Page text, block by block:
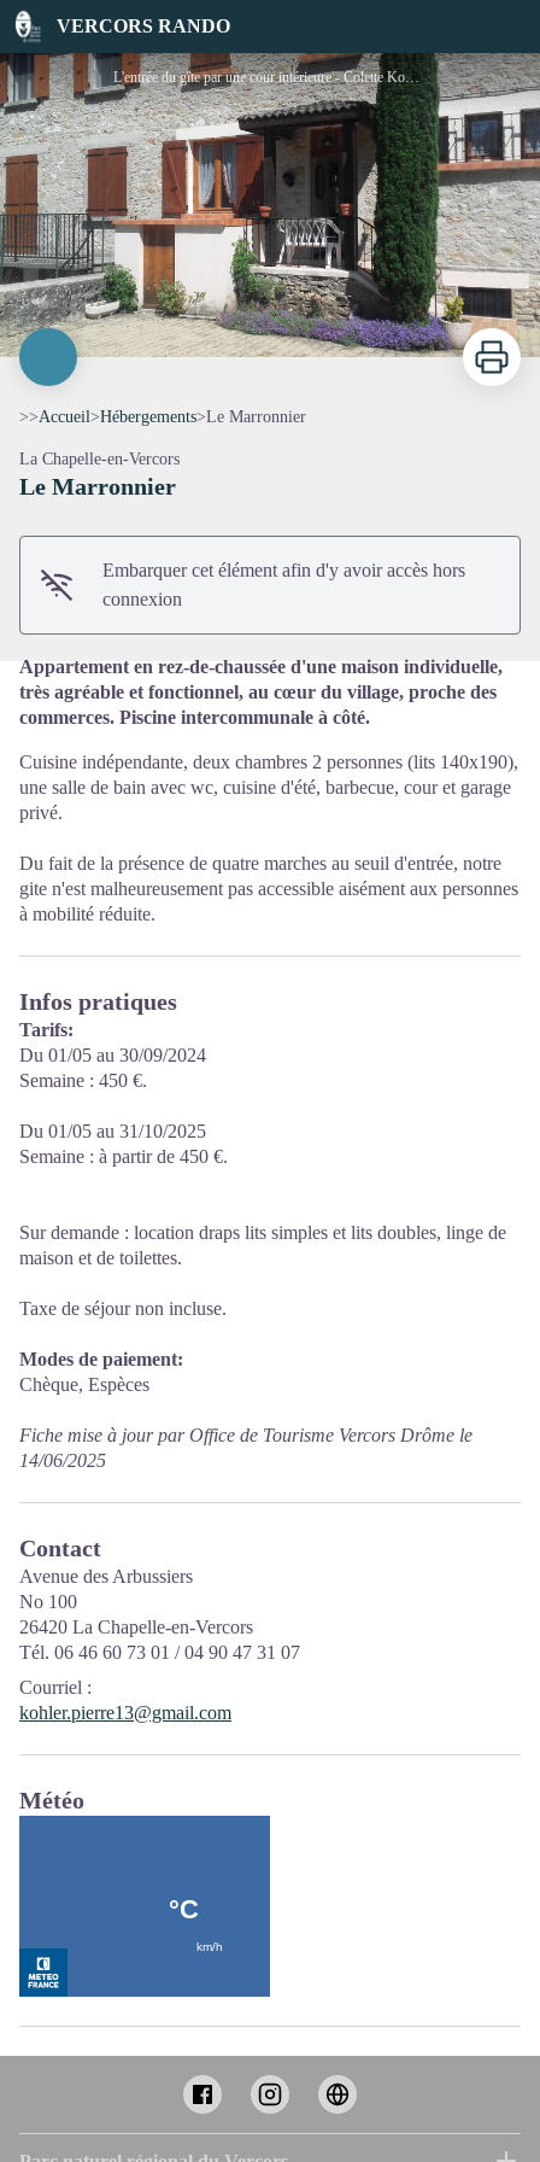
VERCORS RANDO
Le Marronnier
L'entrée du gîte par une cour intérieure - Colette Kohler
Imprimer
>>Accueil>Hébergements>Le Marronnier
La Chapelle-en-Vercors
Le Marronnier
Embarquer cet élément afin d'y avoir accès hors
connexion
Appartement en rez-de-chaussée d'une maison individuelle,
très agréable et fonctionnel, au cœur du village, proche des
commerces. Piscine intercommunale à côté.
Cuisine indépendante, deux chambres 2 personnes (lits 140x190),
une salle de bain avec wc, cuisine d'été, barbecue, cour et garage
privé.
Du fait de la présence de quatre marches au seuil d'entrée, notre
gite n'est malheureusement pas accessible aisément aux personnes
à mobilité réduite.
Infos pratiques
Tarifs:
Du 01/05 au 30/09/2024
Semaine : 450 €.
Du 01/05 au 31/10/2025
Semaine : à partir de 450 €.
Sur demande : location draps lits simples et lits doubles, linge de
maison et de toilettes.
Taxe de séjour non incluse.
Modes de paiement:
Chèque, Espèces
Fiche mise à jour par Office de Tourisme Vercors Drôme le
14/06/2025
Contact
Avenue des Arbussiers
No 100
26420 La Chapelle-en-Vercors
Tél. 06 46 60 73 01 / 04 90 47 31 07
Courriel :
kohler.pierre13@gmail.com
Météo